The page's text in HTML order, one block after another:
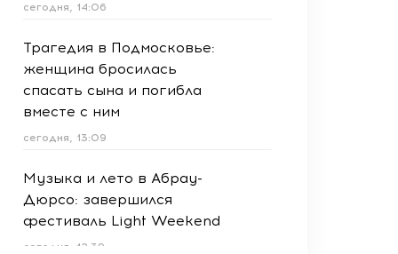
сегодня, 14:06
Трагедия в Подмосковье:
женщина бросилась
спасать сына и погибла
вместе с ним
сегодня, 13:09
Музыка и лето в Абрау-
Дюрсо: завершился
фестиваль Light Weekend
сегодня, 12:39